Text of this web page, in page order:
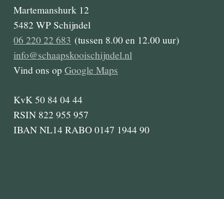
Martemanshurk 12
5482 WP Schijndel
06 220 22 683 (tussen 8.00 en 12.00 uur)
info@schaapskooischijndel.nl
Vind ons opGoogle Maps
KvK 50 84 04 44
RSIN 822 955 957
IBAN NL14 RABO 0147 1944 90